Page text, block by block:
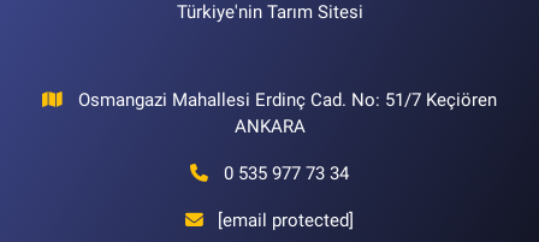
Türkiye'nin Tarım Sitesi
Osmangazi Mahallesi Erdinç Cad. No: 51/7 Keçiören
ANKARA
0 535 977 73 34
[email protected]